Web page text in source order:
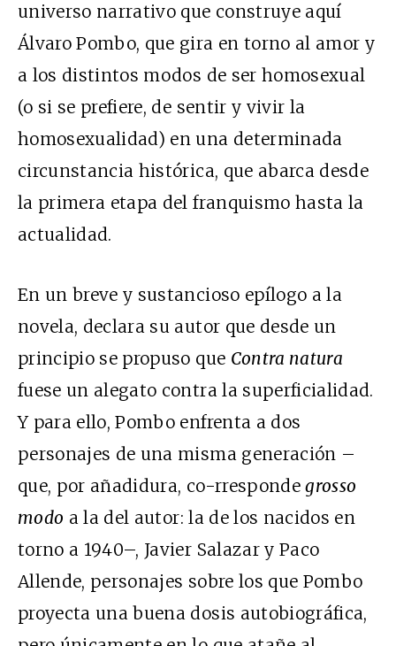
universo narrativo que construye aquí
Álvaro Pombo, que gira en torno al amor y
a los distintos modos de ser homosexual
(o si se prefiere, de sentir y vivir la
homosexualidad) en una determinada
circunstancia histórica, que abarca desde
la primera etapa del franquismo hasta la
actualidad.
En un breve y sustancioso epílogo a la
novela, declara su autor que desde un
principio se propuso que Contra natura
fuese un alegato contra la superficialidad.
Y para ello, Pombo enfrenta a dos
personajes de una misma generación –
que, por añadidura, co-rrespondegrosso
modo a la del autor: la de los nacidos en
torno a 1940–, Javier Salazar y Paco
Allende, personajes sobre los que Pombo
proyecta una buena dosis autobiográfica,